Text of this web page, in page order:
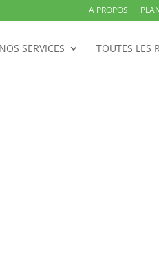
A PROPOS
NOS SERVICES TOUTES LES